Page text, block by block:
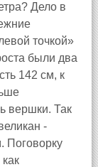
Дело в
точкой»
были два
142 см, к
вершки. Так
-
Поговорку